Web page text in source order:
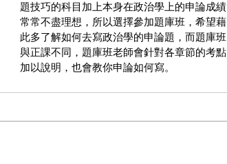
題技巧的科目加上本身在政治學上的申論成績
常常不盡理想，所以選擇參加題庫班，希望藉
此多了解如何去寫政治學的申論題，而題庫班
與正課不同，題庫班老師會針對各章節的考點
加以說明，也會教你申論如何寫。